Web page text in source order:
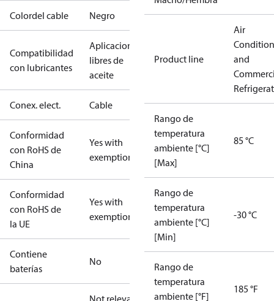
Colordel cable Negro
Compatibilidad
con lubricantes
Aplicaciones
libres de
aceite
Conex. elect. Cable
Conformidad
con RoHS de
China
Yes with
exemptions
Conformidad
con RoHS de
la UE
Yes with
exemptions
Contiene
baterías
No
Not relevant
Product line
Air
and
Rango de
temperatura
ambiente [°C]
[Max]
85 °C
Rango de
temperatura
ambiente [°C]
[Min]
-30 °C
Rango de
temperatura
ambiente [°F]
185 °F